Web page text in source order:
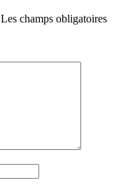
Les champs obligatoires